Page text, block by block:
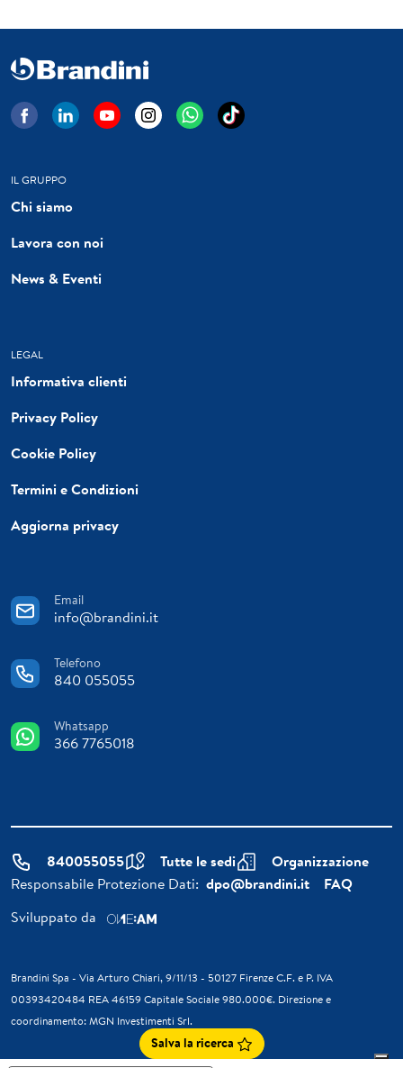
IL GRUPPO
Chi siamo
Lavora con noi
News & Eventi
LEGAL
Informativa clienti
Privacy Policy
Cookie Policy
Termini e Condizioni
Aggiorna privacy
Email
info@brandini.it
Telefono
840 055055
Whatsapp
366 7765018
840055055 Tutte le sedi
Organizzazione
Responsabile Protezione Dati: dpo@brandini.it
FAQ
Sviluppato da
Brandini Spa - Via Arturo Chiari, 9/11/13 - 50127 Firenze C.F. e P. IVA
00393420484 REA 46159 Capitale Sociale 980.000€. Direzione e
coordinamento: MGN Investimenti Srl.
Salva la ricerca